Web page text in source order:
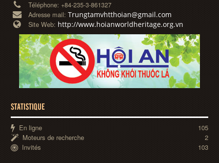
Téléphone:+84-235-3-861327
Adresse mail:Trungtamvhtthoian@gmail.com
Site Web: http://www.hoianworldheritage.org.vn
STATISTIQUE
En ligne
105
Moteurs de recherche
2
Invités
103